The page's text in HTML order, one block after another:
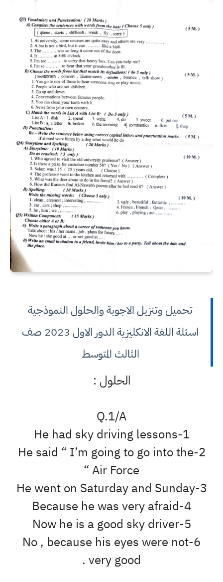
تحميل وتنزيل الاجوبة والحلول النموذجية
اسئلة اللغة الانكليزية الدور الاول 2023 صف
الثالث المتوسط
الحلول :
Q.1/A
1-He had sky driving lessons
2-He said “ I’m going to go into the
Air Force “
3-He went on Saturday and Sunday
4-Because he was very afraid
5-Now he is a good sky driver
6-No , because his eyes were not
very good .